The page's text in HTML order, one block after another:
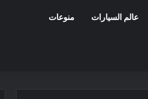
عالم السيارات منوعات